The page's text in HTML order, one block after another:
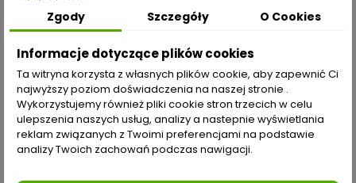
ZAKUPY
Moje konto
Opcje dostawy
Metody płatności
Zgody Szczegóły O Cookies
Informacje dotyczące plików cookies
Ta witryna korzysta z własnych plików cookie, aby zapewnić Ci
najwyższy poziom doświadczenia na naszej stronie .
Wykorzystujemy również pliki cookie stron trzecich w celu
ulepszenia naszych usług, analizy a nastepnie wyświetlania
reklam związanych z Twoimi preferencjami na podstawie
analizy Twoich zachowań podczas nawigacji.